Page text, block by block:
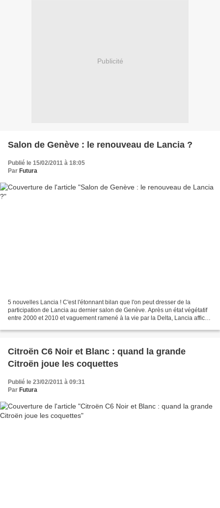
Publicité
Salon de Genève : le renouveau de Lancia ?
Publié le 15/02/2011 à 18:05
Par Futura
5 nouvelles Lancia ! C'est l'étonnant bilan que l'on peut dresser de la
participation de Lancia au dernier salon de Genève. Après un état végétatif
entre 2000 et 2010 et vaguement ramené à la vie par la Delta, Lancia affiche
Citroën C6 Noir et Blanc : quand la grande
Citroën joue les coquettes
Publié le 23/02/2011 à 09:31
Par Futura